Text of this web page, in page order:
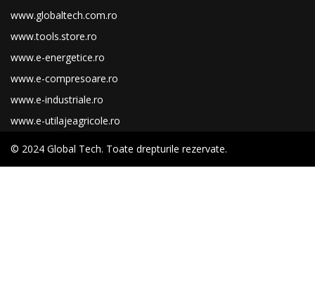
www.globaltech.com.ro
www.tools.store.ro
www.e-energetice.ro
www.e-compresoare.ro
www.e-industriale.ro
www.e-utilajeagricole.ro
© 2024 Global Tech. Toate drepturile rezervate.